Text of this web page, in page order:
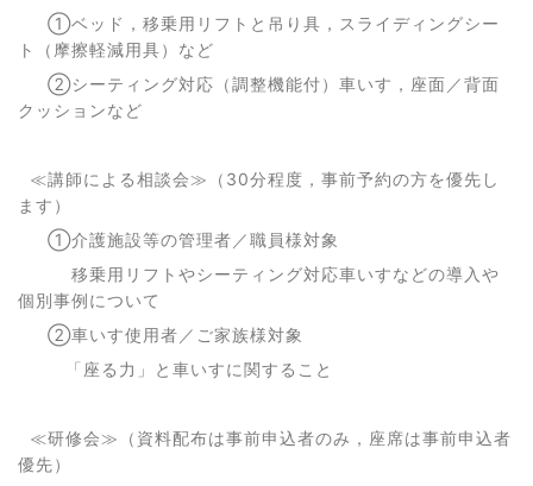
①ベッド，移乗用リフトと吊り具，スライディングシー
ト（摩擦軽減用具）など
②シーティング対応（調整機能付）車いす，座面／背面
クッションなど
≪講師による相談会≫（30分程度，事前予約の方を優先し
ます）
①介護施設等の管理者／職員様対象
移乗用リフトやシーティング対応車いすなどの導入や
個別事例について
②車いす使用者／ご家族様対象
「座る力」と車いすに関すること
≪研修会≫（資料配布は事前申込者のみ，座席は事前申込者
優先）